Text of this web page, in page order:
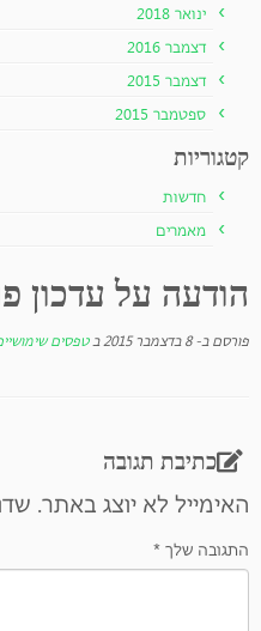
ינואר 2018
דצמבר 2016
דצמבר 2015
ספטמבר 2015
קטגוריות
חדשות
מאמרים
הודעה על עדכון
פורסם ב- 8 בדצמבר 2015 בטפסים שימושיים
כתיבת תגובה
האימייל לא יוצג באתר.
התגובה שלך *